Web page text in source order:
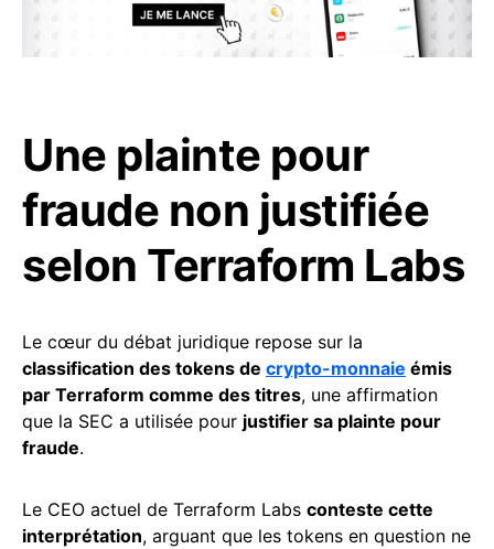
Une plainte pour
fraude non justifiée
selon Terraform Labs
Le cœur du débat juridique repose sur la
classification des tokens de crypto-monnaie émis
par Terraform comme des titres, une affirmation
que la SEC a utilisée pour justifier sa plainte pour
fraude.
Le CEO actuel de Terraform Labs conteste cette
interprétation, arguant que les tokens en question ne